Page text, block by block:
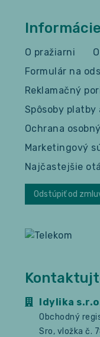
Informácie
O pražiarni
Formulár na
Reklamačný
Spôsoby platby
Ochrana
Marketingový
Najčastejšie
Odstúpiť od
Idylika
Obchodný
Sro, vložka č.